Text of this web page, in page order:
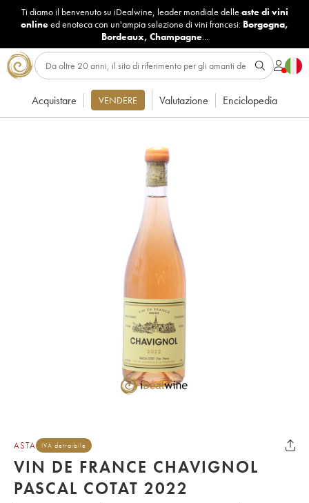
Ti diamo il benvenuto su iDealwine, leader mondiale delle aste di vini
onlineed enoteca con un'ampia selezione di vini francesi: Borgogna,
Bordeaux, Champagne...
Acquistare VENDERE Valutazione Enciclopedia
ASTA IVA detraibile
VIN DE FRANCE CHAVIGNOL
PASCAL COTAT 2022